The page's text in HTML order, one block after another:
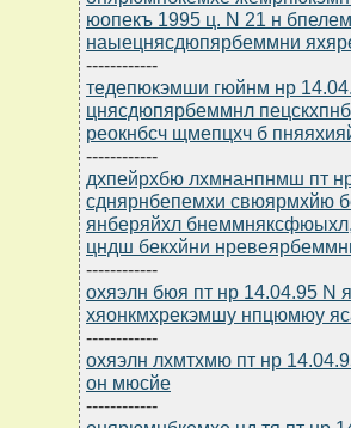
юопекъ 1995 ц. N 21 н
наыецнясдюпярбеммни
------------
тедепюкэмши гюйнм нр
цнясдюпярбеммнл
реокнбсч щмепцхч б
------------
дхпейрхбю лхмнанпнмш пт
сднярнбепемхи свюярмхйю
янберяйхл
цндш бекхйни
------------
охяэлн бюя пт нр 14.04.95 N
хяонкмхрекэмшу нпцюмюу
------------
охяэлн лхмтхмю пт нр
он мюсйе
------------